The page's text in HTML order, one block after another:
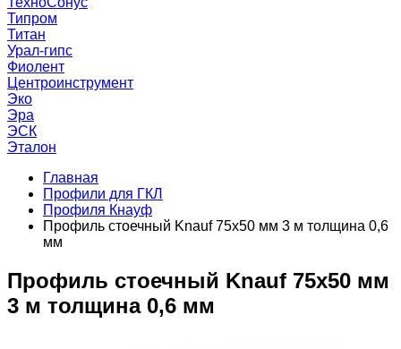
Типром
Титан
Урал-гипс
Фиолент
Центроинструмент
Эко
Эра
ЭСК
Эталон
Главная
Профили для ГКЛ
Профиля Кнауф
Профиль стоечный Knauf 75х50 мм 3 м толщина 0,6
мм
Профиль стоечный Knauf 75х50 мм
3 м толщина 0,6 мм